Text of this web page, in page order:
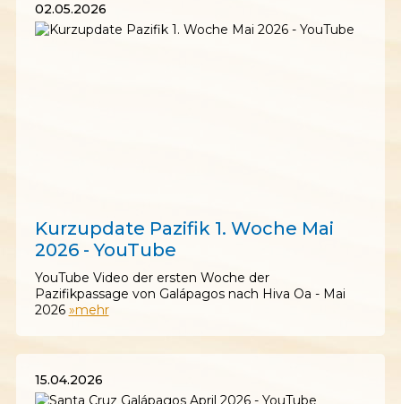
02.05.2026
Kurzupdate Pazifik 1. Woche Mai
2026 - YouTube
YouTube Video der ersten Woche der
Pazifikpassage von Galápagos nach Hiva Oa - Mai
2026 »mehr
15.04.2026